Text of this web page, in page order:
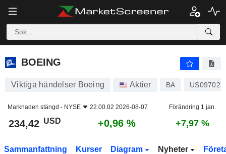
BOEING
BOEING
Viktiga händelser Boeing Aktier BA
Marknaden stängd - NYSE 22.00.02 2026-08-07 Förändring 1 jan.
234,42 USD +0,96 % +7,97 %
Sammanfattning Kurser Diagram Nyheter